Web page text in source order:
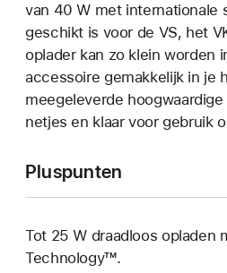
van 40 W met internationale
geschikt is voor de VS, het
oplader kan zo klein worden
accessoire gemakkelijk in je
meegeleverde
netjes en klaar voor gebruik
Pluspunten
Tot 25 W draadloos opladen
Technology™.